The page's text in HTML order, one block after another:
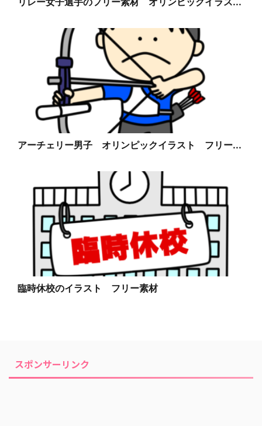
アーチェリー男子 オリンピックイラスト フリー...
臨時休校のイラスト フリー素材
スポンサーリンク